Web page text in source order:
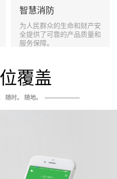
智慧消防
为人民群众的生命和财产安
全提供了可靠的产品质量和
服务保障。
覆盖
随时。 随地。 ——————